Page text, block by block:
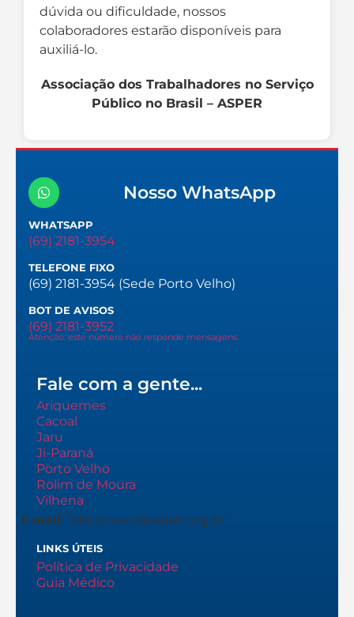
dúvida ou dificuldade, nossos
colaboradores estarão disponíveis para
auxiliá-lo.
Associação dos Trabalhadores no Serviço
Público no Brasil – ASPER
Nosso WhatsApp
WHATSAPP
(69) 2181-3954
TELEFONE FIXO
(69) 2181-3954 (Sede Porto Velho)
BOT DE AVISOS
(69) 2181-3952
Atenção: este número não responde mensagens.
Fale com a gente...
Ariquemes
Cacoal
Jaru
Ji-Paraná
Porto Velho
Rolim de Moura
Vilhena
E-mail: faleconosco@asper.org.br
LINKS ÚTEIS
Política de Privacidade
Guia Médico